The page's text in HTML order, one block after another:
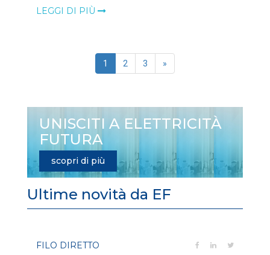
LEGGI DI PIÙ
1 2 3 »
UNISCITI A ELETTRICITÀ
FUTURA
scopri di più
Ultime novità da EF
FILO DIRETTO